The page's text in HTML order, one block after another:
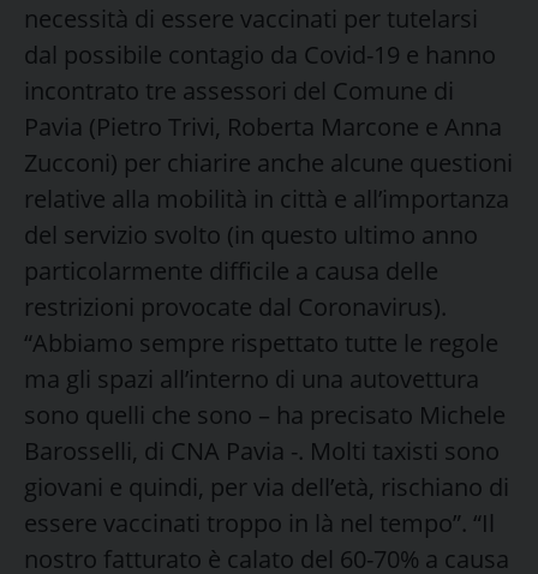
necessità di essere vaccinati per tutelarsi
dal possibile contagio da Covid-19 e hanno
incontrato tre assessori del Comune di
Pavia (Pietro Trivi, Roberta Marcone e Anna
Zucconi) per chiarire anche alcune questioni
relative alla mobilità in città e all’importanza
del servizio svolto (in questo ultimo anno
particolarmente difficile a causa delle
restrizioni provocate dal Coronavirus).
“Abbiamo sempre rispettato tutte le regole
ma gli spazi all’interno di una autovettura
sono quelli che sono – ha precisato Michele
Barosselli, di CNA Pavia -. Molti taxisti sono
giovani e quindi, per via dell’età, rischiano di
essere vaccinati troppo in là nel tempo”. “Il
nostro fatturato è calato del 60-70% a causa